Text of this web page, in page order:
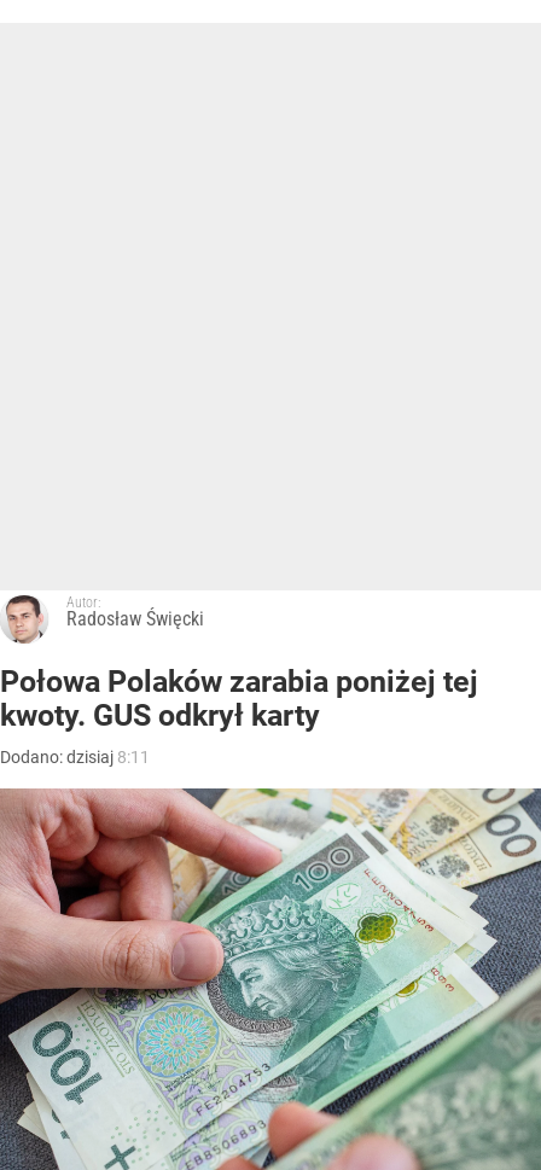
Autor:
Radosław Święcki
Połowa Polaków zarabia poniżej tej
kwoty. GUS odkrył karty
Dodano:dzisiaj 8:11